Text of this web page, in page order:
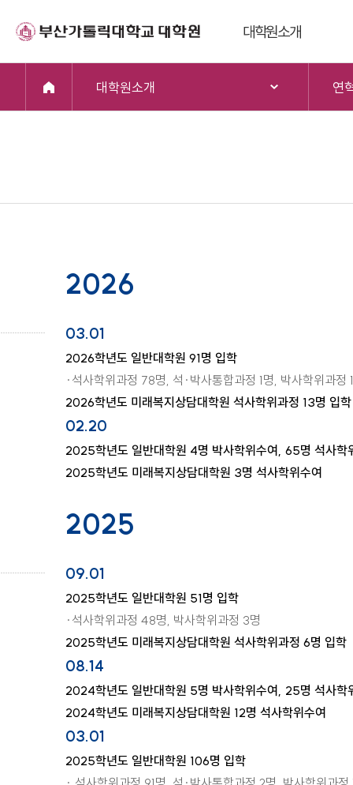
대학원소개
연혁 미
대학원소개 연
2026
03.01
2026학년도 일반대학원 91명 입학
·석사학위과정 78명, 석·박사통합과정 1명, 박사학위과정
2026학년도 미래복지상담대학원 석사학위과정 13명 입학
02.20
2025학년도 일반대학원 4명 박사학위수여, 65명 석사학
2025학년도 미래복지상담대학원 3명 석사학위수여
2025
09.01
2025학년도 일반대학원 51명 입학
·석사학위과정 48명, 박사학위과정 3명
2025학년도 미래복지상담대학원 석사학위과정 6명 입학
08.14
2024학년도 일반대학원 5명 박사학위수여, 25명 석사학
2024학년도 미래복지상담대학원 12명 석사학위수여
03.01
2025학년도 일반대학원 106명 입학